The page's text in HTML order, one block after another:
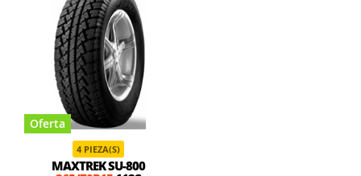
Oferta
4 PIEZA(S)
MAXTREK SU-800